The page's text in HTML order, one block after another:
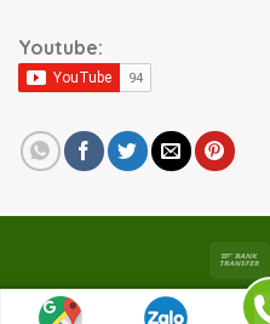
Youtube:
Bản quyền 2026 © Viet